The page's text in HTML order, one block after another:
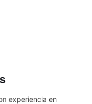
experiencia en